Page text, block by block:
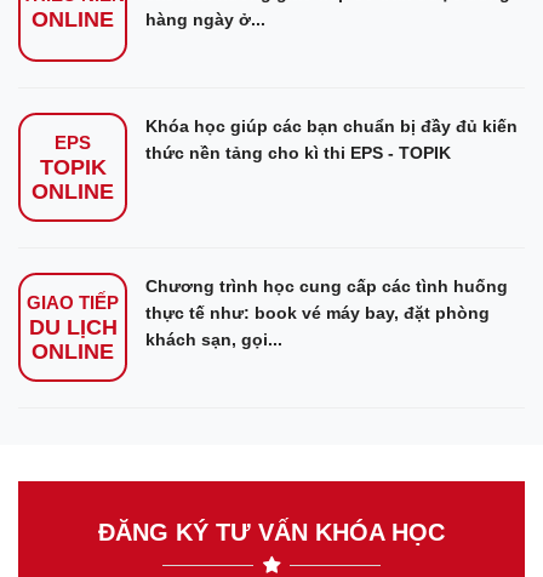
ONLINE
hàng ngày ở...
EPS
TOPIK
ONLINE
Khóa học giúp các bạn chuẩn bị đầy đủ kiến
thức nền tảng cho kì thi EPS - TOPIK
GIAO TIẾP
DU LỊCH
ONLINE
Chương trình học cung cấp các tình huống
thực tế như: book vé máy bay, đặt phòng
khách sạn, gọi...
ĐĂNG KÝ TƯ VẤN KHÓA HỌC